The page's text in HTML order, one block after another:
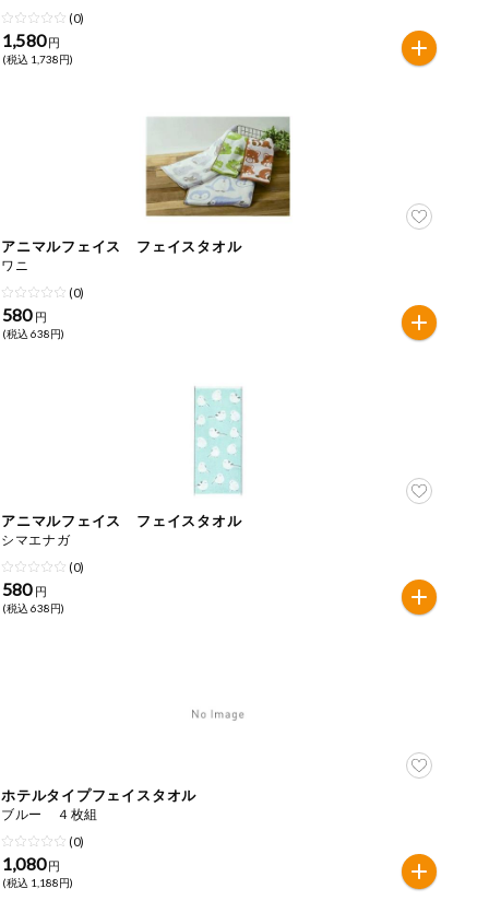
(0)
1,580 円
(税込 1,738円)
アニマルフェイス フェイスタオル
ワニ
(0)
580 円
(税込 638円)
アニマルフェイス フェイスタオル
シマエナガ
(0)
580 円
(税込 638円)
ホテルタイプフェイスタオル
ブルー ４枚組
(0)
1,080 円
(税込 1,188円)